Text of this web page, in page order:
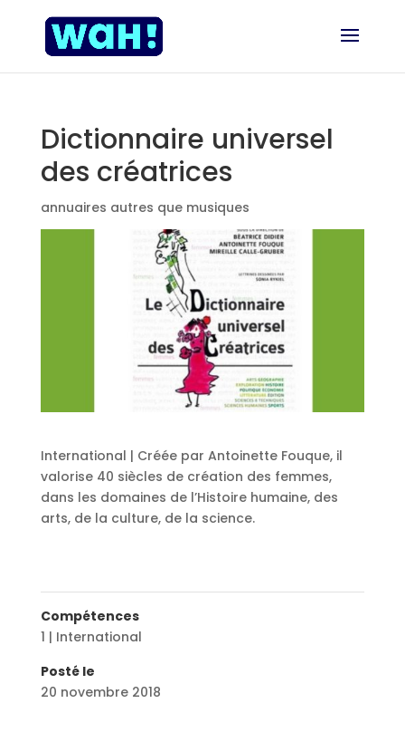
Dictionnaire universel
des créatrices
annuaires autres que musiques
International | Créée par Antoinette Fouque, il
valorise 40 siècles de création des femmes,
dans les domaines de l’Histoire humaine, des
arts, de la culture, de la science.
Compétences
1 | International
Posté le
20 novembre 2018